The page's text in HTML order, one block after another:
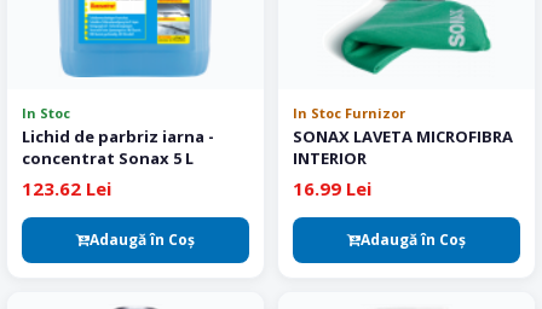
In Stoc
Lichid de parbriz iarna -
concentrat Sonax 5 L
123.62 Lei
Adaugă în Coş
In Stoc Furnizor
SONAX LAVETA MICROFIBRA
INTERIOR
16.99 Lei
Adaugă în Coş